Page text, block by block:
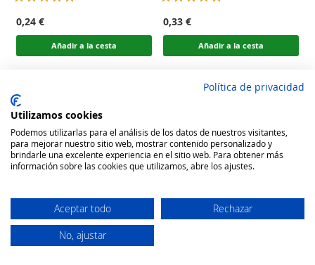
0,24 €
Añadir a la cesta
0,33 €
Añadir a la cesta
Política de privacidad
Utilizamos cookies
Podemos utilizarlas para el análisis de los datos de nuestros visitantes,
para mejorar nuestro sitio web, mostrar contenido personalizado y
brindarle una excelente experiencia en el sitio web. Para obtener más
información sobre las cookies que utilizamos, abre los ajustes.
Aceptar todo Rechazar
No, ajustar